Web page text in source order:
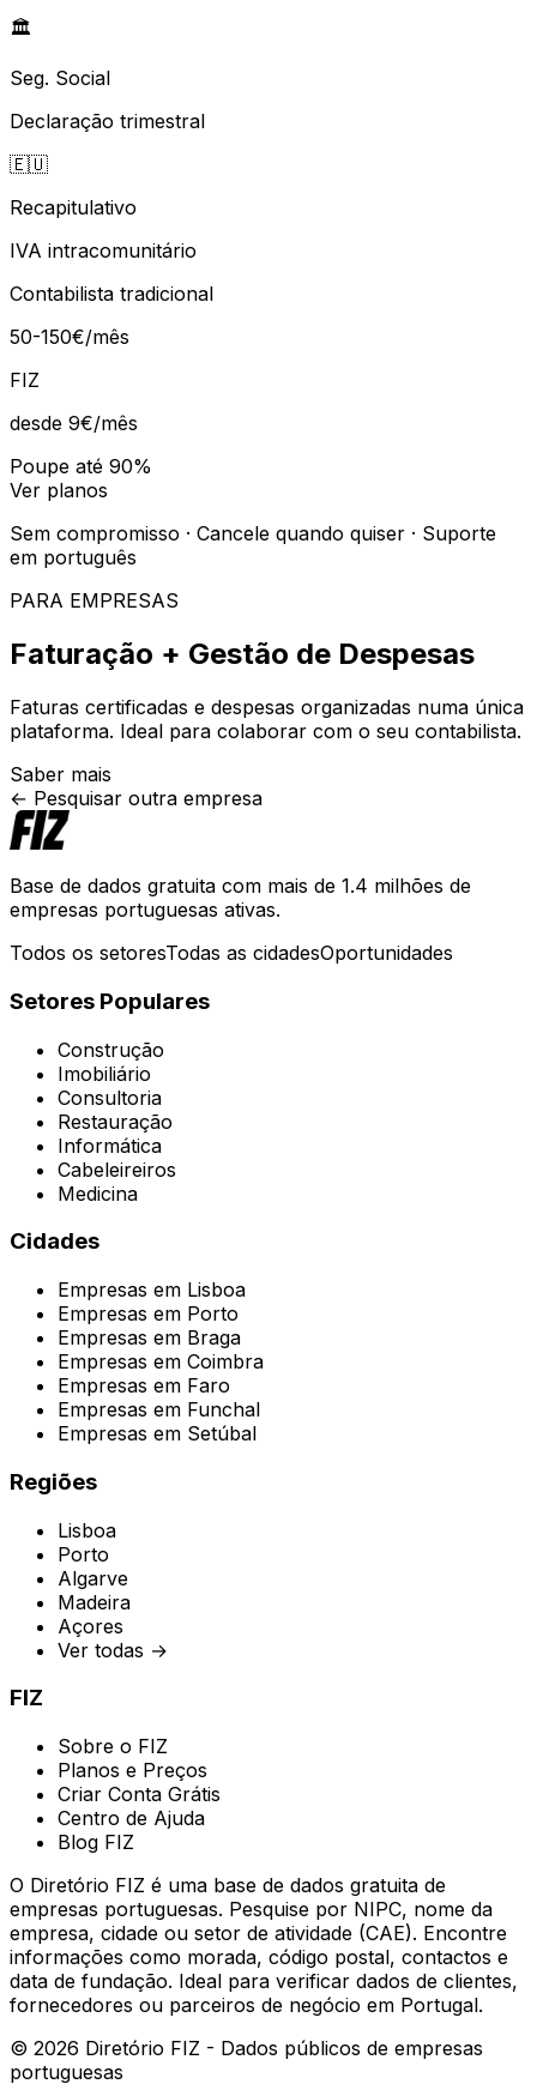
🏛️
Seg. Social
Declaração trimestral
🇪🇺
Recapitulativo
IVA intracomunitário
Contabilista tradicional
50-150€/mês
FIZ
desde 9€/mês
Poupe até 90%
Ver planos
Sem compromisso · Cancele quando quiser · Suporte
em português
PARA EMPRESAS
Faturação + Gestão de Despesas
Faturas certificadas e despesas organizadas numa única
plataforma. Ideal para colaborar com o seu contabilista.
Saber mais
← Pesquisar outra empresa
Base de dados gratuita com mais de 1.4 milhões de
empresas portuguesas ativas.
Todos os setoresTodas as cidadesOportunidades
Setores Populares
Construção
Imobiliário
Consultoria
Restauração
Informática
Cabeleireiros
Medicina
Cidades
Empresas em Lisboa
Empresas em Porto
Empresas em Braga
Empresas em Coimbra
Empresas em Faro
Empresas em Funchal
Empresas em Setúbal
Regiões
Lisboa
Porto
Algarve
Madeira
Açores
Ver todas →
FIZ
Sobre o FIZ
Planos e Preços
Criar Conta Grátis
Centro de Ajuda
Blog FIZ
O Diretório FIZ é uma base de dados gratuita de
empresas portuguesas. Pesquise por NIPC, nome da
empresa, cidade ou setor de atividade (CAE). Encontre
informações como morada, código postal, contactos e
data de fundação. Ideal para verificar dados de clientes,
fornecedores ou parceiros de negócio em Portugal.
© 2026 Diretório FIZ - Dados públicos de empresas
portuguesas